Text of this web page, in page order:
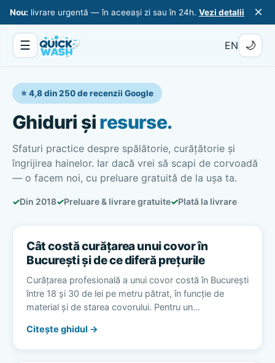
Nou: livrare urgentă — în aceeași zi sau în 24h. Vezi detalii ×
☰ EN 🌙
⭐ 4,8 din 250 de recenzii Google
Ghiduri șiresurse.
Sfaturi practice despre spălătorie, curățătorie și
îngrijirea hainelor. Iar dacă vrei să scapi de corvoadă
— o facem noi, cu preluare gratuită de la ușa ta.
✓Din 2018✓Preluare & livrare gratuite✓Plată la livrare
Cât costă curățarea unui covor în
București și de ce diferă prețurile
Curățarea profesională a unui covor costă în București
între 18 și 30 de lei pe metru pătrat, în funcție de
material și de starea covorului. Pentru un…
Citește ghidul →